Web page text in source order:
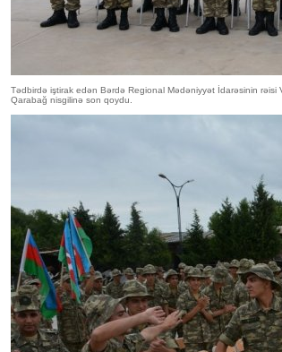
Tədbirdə iştirak edən Bərdə Regional Mədəniyyət İdarəsinin rəisi
Qarabağ nisgilinə son qoydu.